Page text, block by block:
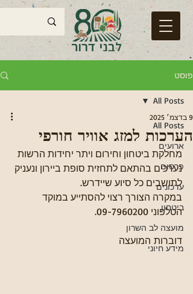
פוסט
All Posts
ארועים
פרסום
עדכונים
ביטחון
מועצה לב השרון
מידע חיוני
All Posts
הערכות למזג אוויר חורפי
9 בדצמ׳ 2025
מחלקת ביטחון וחירום ויתר יחידות הרשות
נערכים בהתאם לתחזית סופת ביירון ונעניק
לתושבים כל סיוע שיידרש.
במקרה הצורך רצוי להסתייע במוקד
הטלפוני 09-7960200.
דוברות המועצה